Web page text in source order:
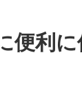
便利に